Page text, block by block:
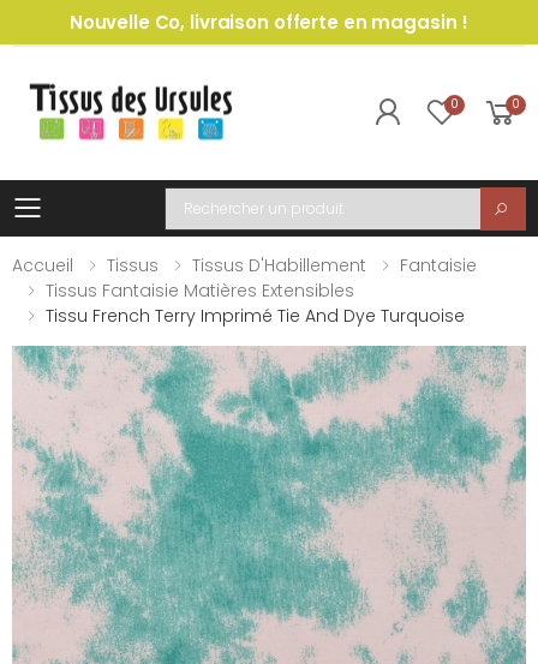
Nouvelle Co, livraison offerte en magasin !
0 0
Toggle mobile menu
Recherche
Accueil
Tissus Tissus D'Habillement
Fantaisie
Tissus Fantaisie Matières Extensibles
Tissu French Terry Imprimé Tie And Dye Turquoise